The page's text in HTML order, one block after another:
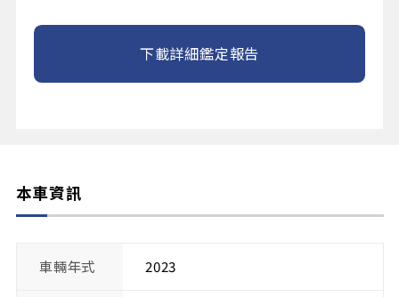
下載詳細鑑定報告
本車資訊
車輛年式 2023